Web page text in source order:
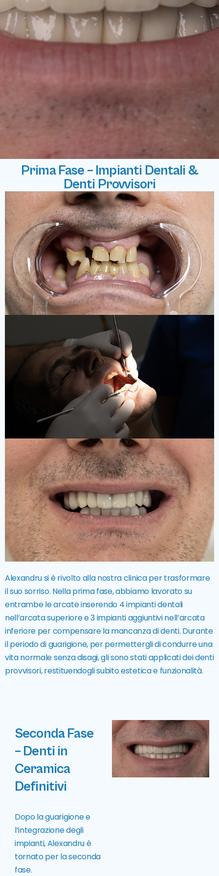
Prima Fase – Impianti Dentali &
Denti Provvisori
Alexandru si è rivolto alla nostra clinica per trasformare
il suo sorriso. Nella prima fase, abbiamo lavorato su
entrambe le arcate inserendo 4 impianti dentali
nell’arcata superiore e 3 impianti aggiuntivi nell’arcata
inferiore per compensare la mancanza di denti. Durante
il periodo di guarigione, per permettergli di condurre una
vita normale senza disagi, gli sono stati applicati dei denti
provvisori, restituendogli subito estetica e funzionalità.
Seconda Fase
– Denti in
Ceramica
Definitivi
Dopo la guarigione e
l’integrazione degli
impianti, Alexandru è
tornato per la seconda
fase.